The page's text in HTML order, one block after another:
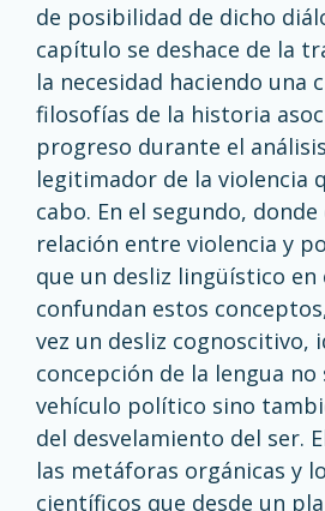
de posibilidad de dicho
capítulo se deshace de la
la necesidad haciendo una
filosofías de la historia
progreso durante el
legitimador de la violencia
cabo. En el segundo, donde
relación entre violencia y
que un desliz lingüístico en
confundan estos
vez un desliz cognoscitivo,
concepción de la lengua no
vehículo político sino
del desvelamiento del ser.
las metáforas orgánicas y
científicos que desde un